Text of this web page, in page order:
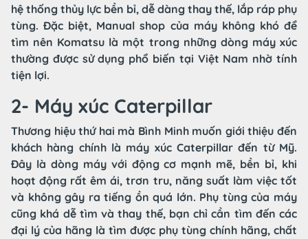
hệ thống thủy lực bền bỉ, dễ dàng thay thế, lắp ráp phụ
tùng. Đặc biệt, Manual shop của máy không khó để
tìm nên Komatsu là một trong những dòng máy xúc
thường được sử dụng phổ biến tại Việt Nam nhờ tính
tiện lợi.
2- Máy xúc Caterpillar
Thương hiệu thứ hai mà Bình Minh muốn giới thiệu đến
khách hàng chính là máy xúc Caterpillar đến từ Mỹ.
Đây là dòng máy với động cơ mạnh mẽ, bền bỉ, khi
hoạt động rất êm ái, trơn tru, năng suất làm việc tốt
và không gây ra tiếng ồn quá lớn. Phụ tùng của máy
cũng khá dễ tìm và thay thế, bạn chỉ cần tìm đến các
đại lý của hãng là tìm được phụ tùng chính hãng, chất